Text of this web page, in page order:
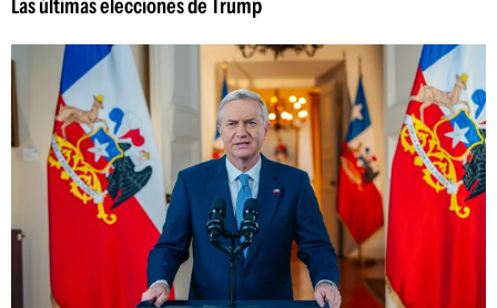
Las últimas elecciones de Trump